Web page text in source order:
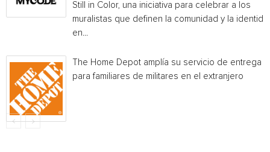
Still in Color, una iniciativa para celebrar a los
muralistas que definen la comunidad y la
en...
The Home Depot amplía su servicio de entrega
para familiares de militares en el extranjero